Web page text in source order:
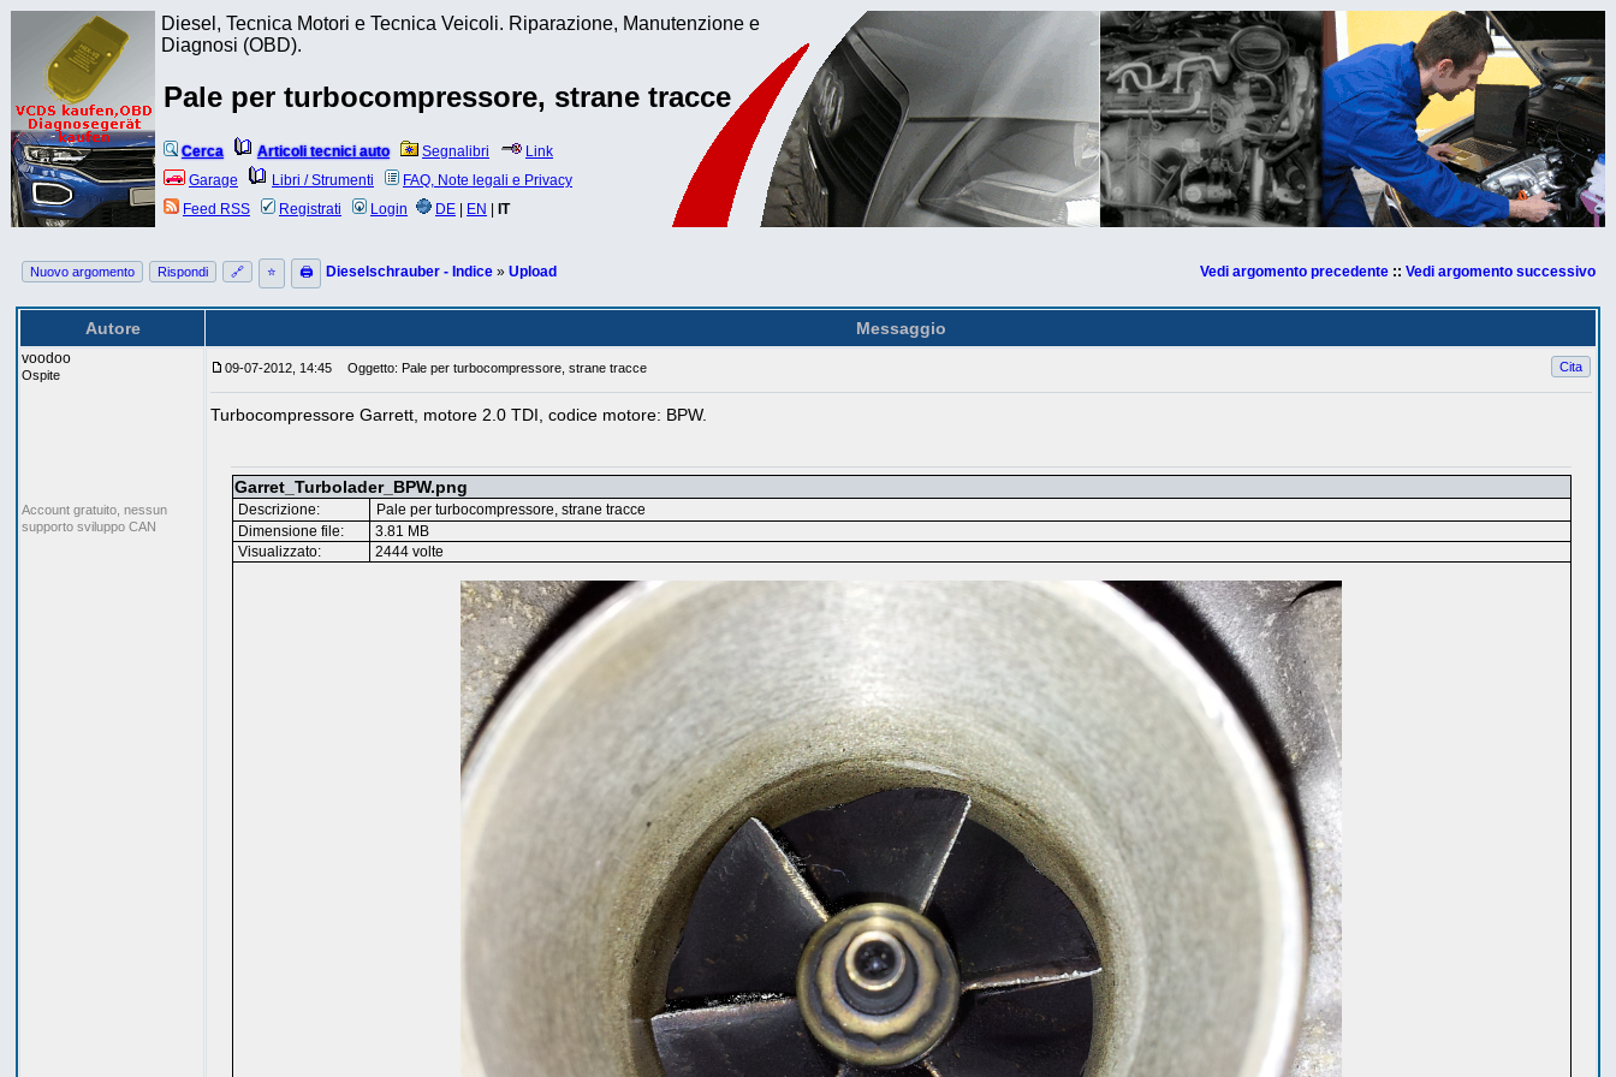
Diesel, Tecnica Motori e Tecnica Veicoli. Riparazione, Manutenzione e
Diagnosi (OBD).
Pale per turbocompressore, strane tracce
Cerca Articoli tecnici auto Segnalibri
Link
Garage
Libri / Strumenti
FAQ, Note legali e Privacy
Feed RSS
Registrati Login DE EN IT
Nuovo argomento Rispondi 🔗 ⭐ 🖨 Dieselschrauber - Indice » Upload Vedi argomento precedente :: Vedi argomento successivo
Autore Messaggio
voodoo
Ospite
Account gratuito, nessun
supporto sviluppo CAN
09-07-2012, 14:45 Oggetto: Pale per turbocompressore, strane tracce Cita
Turbocompressore Garrett, motore 2.0 TDI, codice motore: BPW.
Garret_Turbolader_BPW.png
Descrizione:
Pale per turbocompressore, strane tracce
Dimensione file:
3.81 MB
Visualizzato:
2444 volte